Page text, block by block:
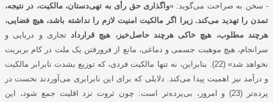
- سخن به صراحت می‌گوید: «واگذاری حق رأی به تهی‌دستان، مالکیت، در نتیجه،
تمدن را تهدید می‌کند. زیرا اگر مالکیت امنیت لازم را نداشته باشد، هیچ فضایی،
هرچند مطلوب، هیچ خاکی هرچند حاصل‌خیز، هیچ قراردادتجاری و دریایی و
سرانجام، هیچ موهبت جسمی و دماغی، مانع از فرورفتن یک ملت در کام بربریت
نخواهد شد» (22). بنابراین، نه تنها مالکیت فردی، که توزیع بشدت نابرابر مالکیت
و درآمد نیز اهمیت پیدا می‌کند. دلایلی که برای این نابرابری می‌آوردند نخست در
پرده‌تر (23) و امروز، بی‌پرده‌تر است: چون ثروت نزد اقلیت جمع شود، این